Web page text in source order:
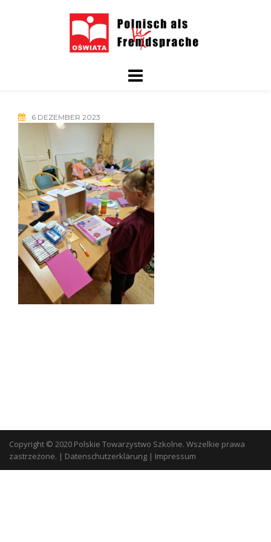
6 DEZEMBER 2023
Copyright © 2020 Polskie Towarzystwo Szkolne. Wszelkie prawa
zastrzeżone. | Datenschutzerklärung | Impressum